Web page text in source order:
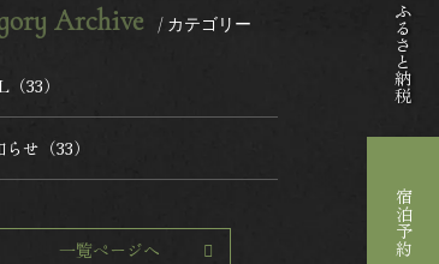
ふるさと納税
宿泊予約
Archive / カテゴリー
33）
せ（33）
一覧ページへ